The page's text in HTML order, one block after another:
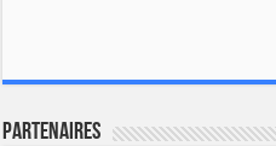
Partenaires